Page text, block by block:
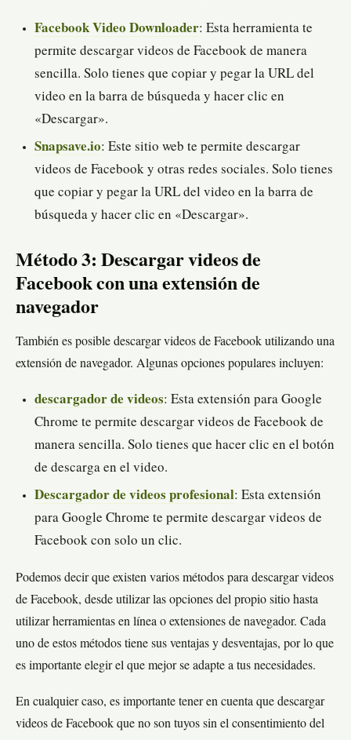
Facebook Video Downloader: Esta herramienta te
permite descargar videos de Facebook de manera
sencilla. Solo tienes que copiar y pegar la URL del
video en la barra de búsqueda y hacer clic en
«Descargar».
Snapsave.io: Este sitio web te permite descargar
videos de Facebook y otras redes sociales. Solo tienes
que copiar y pegar la URL del video en la barra de
búsqueda y hacer clic en «Descargar».
Método 3: Descargar videos de
Facebook con una extensión de
navegador
También es posible descargar videos de Facebook utilizando una
extensión de navegador. Algunas opciones populares incluyen:
descargador de videos: Esta extensión para Google
Chrome te permite descargar videos de Facebook de
manera sencilla. Solo tienes que hacer clic en el botón
de descarga en el video.
Descargador de videos profesional: Esta extensión
para Google Chrome te permite descargar videos de
Facebook con solo un clic.
Podemos decir que existen varios métodos para descargar videos
de Facebook, desde utilizar las opciones del propio sitio hasta
utilizar herramientas en línea o extensiones de navegador. Cada
uno de estos métodos tiene sus ventajas y desventajas, por lo que
es importante elegir el que mejor se adapte a tus necesidades.
En cualquier caso, es importante tener en cuenta que descargar
videos de Facebook que no son tuyos sin el consentimiento del